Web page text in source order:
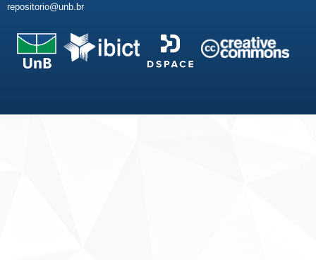
repositorio@unb.br